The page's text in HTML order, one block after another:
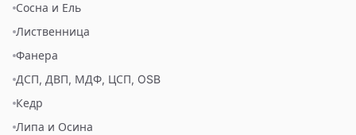
Сосна и Ель
Лиственница
Фанера
ДСП, ДВП, МДФ, ЦСП, OSB
Кедр
Липа и Осина